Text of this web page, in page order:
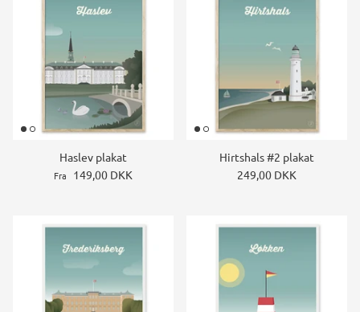
Haslev plakat
Fra 149,00 DKK
Hirtshals #2 plakat
249,00 DKK